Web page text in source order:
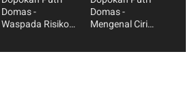
Domas -
Waspada Risiko
Domas -
Mengenal Ciri